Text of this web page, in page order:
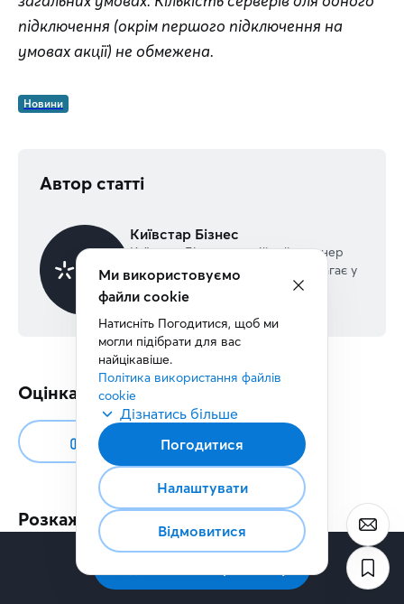
підключення (окрім першого підключення на
умовах акції) не обмежена.
Новини
Автор статті
Київстар Бізнес
Київстар Бізнес – надійний партнер
бізнесу та держави, який допомагає у
виконанні щоденних задач та
оптимізації внутрішніх процесів.
Оцінка
Розкажіть друзям
Ми використовуємо
файли cookie
Натисніть Погодитися, щоб ми
могли підібрати для вас
найцікавіше.
Політика використання файлів
cookie
Дізнатись більше
Погодитися
Налаштувати
Відмовитися